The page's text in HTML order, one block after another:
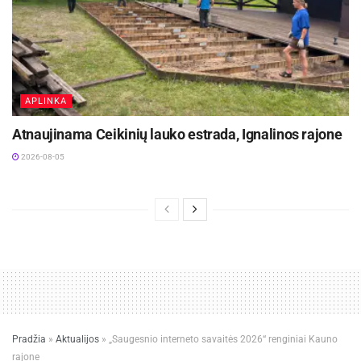
APLINKA
Atnaujinama Ceikinių lauko estrada, Ignalinos rajone
2026-08-05
Pradžia » Aktualijos » „Saugesnio interneto savaitės 2026“ renginiai Kauno
rajone